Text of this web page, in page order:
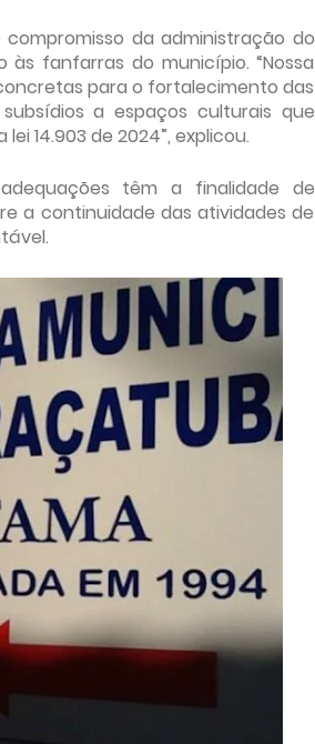
da administração do
fanfarras do município. “Nossa
para o fortalecimento das
a espaços culturais que
14.903 de 2024”, explicou.
têm a finalidade de
a continuidade das atividades de